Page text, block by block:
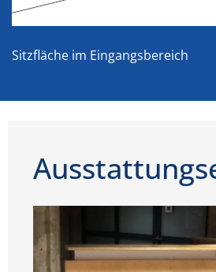
Sitzfläche im Eingangsbereich